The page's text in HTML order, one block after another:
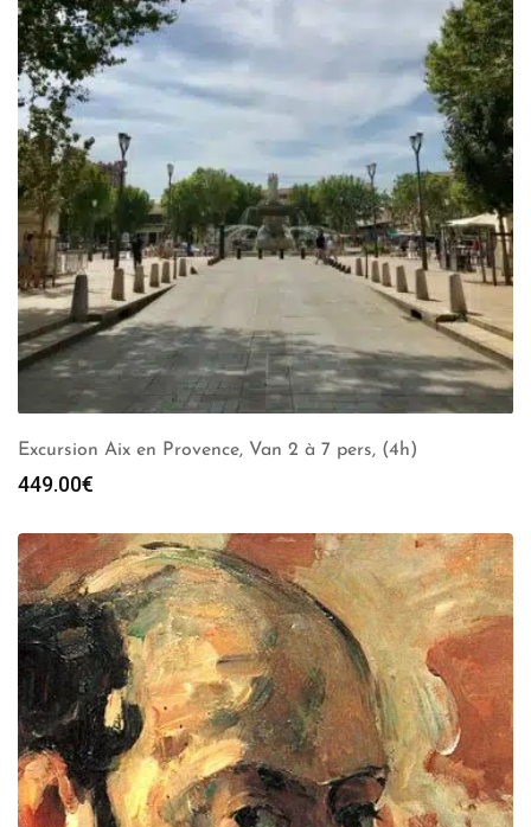
Excursion Aix en Provence, Van 2 à 7 pers, (4h)
449.00€